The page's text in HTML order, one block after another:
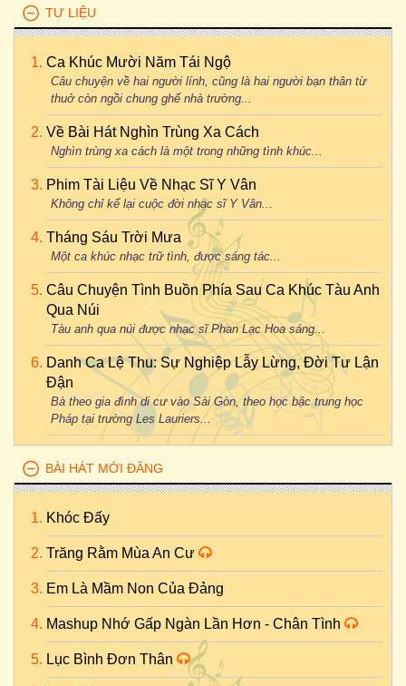
TƯ LIỆU
Ca Khúc Mười Năm Tái Ngộ
Câu chuyện về hai người lính, cũng là hai người bạn thân từ
thuở còn ngồi chung ghế nhà trường...
Về Bài Hát Nghìn Trùng Xa Cách
Nghìn trùng xa cách là một trong những tình khúc...
Phim Tài Liệu Về Nhạc Sĩ Y Vân
Không chỉ kể lại cuộc đời nhạc sĩ Y Vân...
Tháng Sáu Trời Mưa
Một ca khúc nhạc trữ tình, được sáng tác...
Câu Chuyện Tình Buồn Phía Sau Ca Khúc Tàu Anh
Qua Núi
Tàu anh qua núi được nhạc sĩ Phan Lạc Hoa sáng...
Danh Ca Lệ Thu: Sự Nghiệp Lẫy Lừng, Đời Tư Lận
Đận
Bà theo gia đình di cư vào Sài Gòn, theo học bậc trung học
Pháp tại trường Les Lauriers...
BÀI HÁT MỚI ĐĂNG
Khóc Đấy
Trăng Rằm Mùa An Cư
Em Là Mầm Non Của Đảng
Mashup Nhớ Gấp Ngàn Lần Hơn - Chân Tình
Lục Bình Đơn Thân